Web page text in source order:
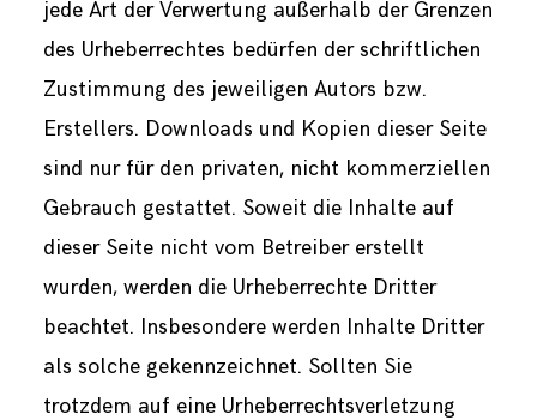
jede Art der Verwertung außerhalb der Grenzen
des Urheberrechtes bedürfen der schriftlichen
Zustimmung des jeweiligen Autors bzw.
Erstellers. Downloads und Kopien dieser Seite
sind nur für den privaten, nicht kommerziellen
Gebrauch gestattet. Soweit die Inhalte auf
dieser Seite nicht vom Betreiber erstellt
wurden, werden die Urheberrechte Dritter
beachtet. Insbesondere werden Inhalte Dritter
als solche gekennzeichnet. Sollten Sie
trotzdem auf eine Urheberrechtsverletzung